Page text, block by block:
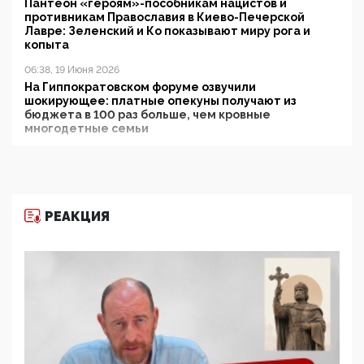
Пантеон «героям»-пособникам нацистов и
противникам Православия в Киево-Печерской
Лавре: Зеленский и Ко показывают миру рога и
копыта
06:38, 19 Июня 2026
На Гиппократовском форуме озвучили
шокирующее: платные опекуны получают из
бюджета в 100 раз больше, чем кровные
многодетные семьи
11:53, 09 Июня 2026
деятельность ИИТО ЮНЕСКО в России, но
цифроглобалисты продолжают определять
повестку в образовании
09:43, 01 Июня 2026
5G за счет здоровья граждан: Минцифры намерено
отобрать у регионов и муниципалитетов право
защищать жилые дома и социальные объекты от
РЕАКЦИЯ